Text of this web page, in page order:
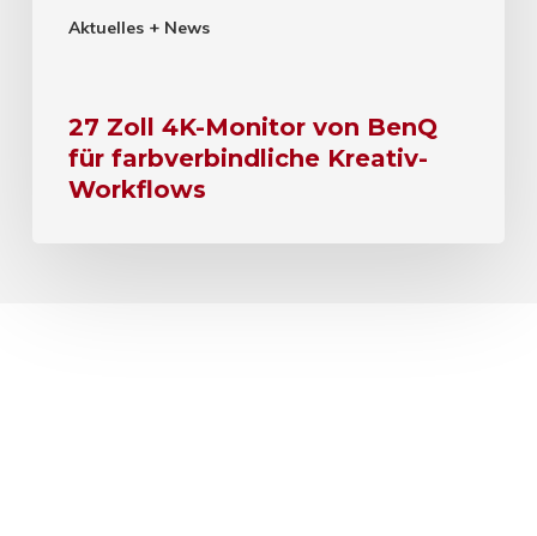
Aktuelles + News
27 Zoll 4K-Monitor von BenQ
für farbverbindliche Kreativ-
Workflows